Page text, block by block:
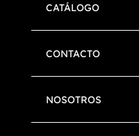
CATÁLOGO
CONTACTO
NOSOTROS